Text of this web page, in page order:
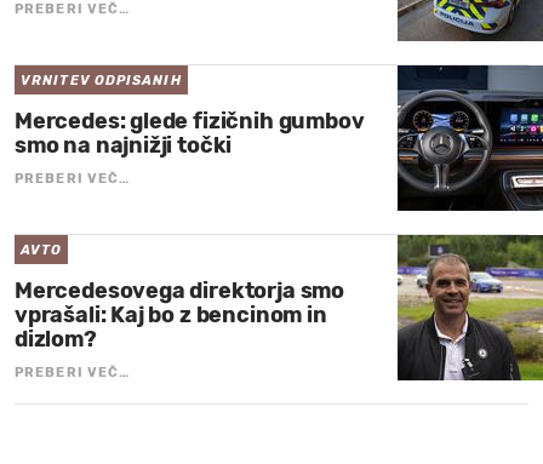
PREBERI VEČ…
VRNITEV ODPISANIH
Mercedes: glede fizičnih gumbov
smo na najnižji točki
PREBERI VEČ…
AVTO
Mercedesovega direktorja smo
vprašali: Kaj bo z bencinom in
dizlom?
PREBERI VEČ…